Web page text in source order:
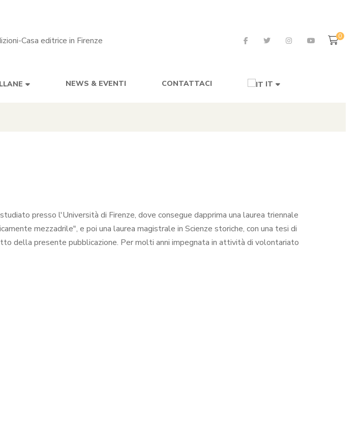
0
NEWS & EVENTI CONTATTACI IT
presso l'Università di Firenze, dove consegue dapprima una laurea triennale
mezzadrile", e poi una laurea magistrale in Scienze storiche, con una tesi di
della presente pubblicazione. Per molti anni impegnata in attività di volontariato